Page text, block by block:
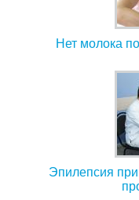
Нет молока
Эпилепсия